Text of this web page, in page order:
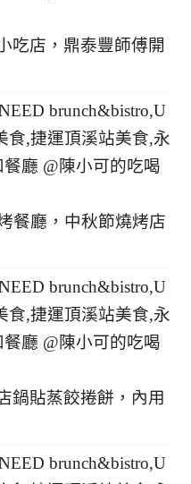
吃店，鼎泰豐師傅開
餐廳，中秋節燒烤店
鍋貼蒸餃捲餅，內用